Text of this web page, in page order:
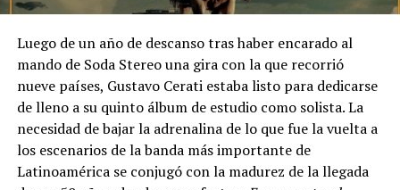
Luego de un año de descanso tras haber encarado al
mando de Soda Stereo una gira con la que recorrió
nueve países, Gustavo Cerati estaba listo para dedicarse
de lleno a su quinto álbum de estudio como solista. La
necesidad de bajar la adrenalina de lo que fue la vuelta a
los escenarios de la banda más importante de
Latinoamérica se conjugó con la madurez de la llegada